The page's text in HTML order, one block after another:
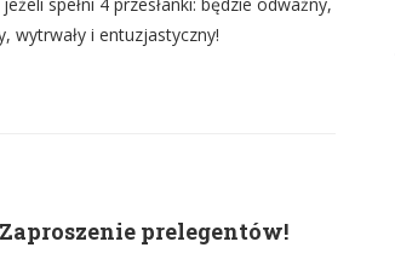
wytrwały i entuzjastyczny!
Zaproszenie prelegentów!